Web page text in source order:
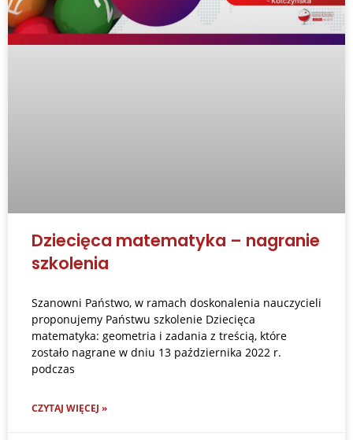
Dziecięca matematyka – nagranie
szkolenia
Szanowni Państwo, w ramach doskonalenia nauczycieli
proponujemy Państwu szkolenie Dziecięca
matematyka: geometria i zadania z treścią, które
zostało nagrane w dniu 13 października 2022 r.
podczas
CZYTAJ WIĘCEJ »